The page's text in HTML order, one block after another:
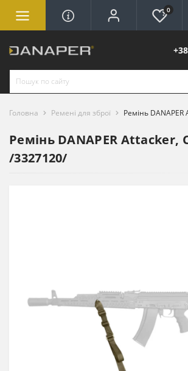
0
Головна Ременi для зброї Ремінь
Ремінь DANAPER Attacker,
/3327120/